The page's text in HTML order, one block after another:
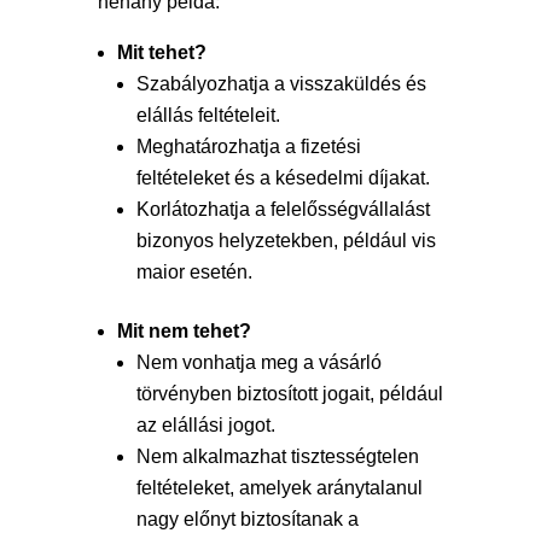
Mit tehet?
Szabályozhatja a visszaküldés és
elállás feltételeit.
Meghatározhatja a fizetési
feltételeket és a késedelmi díjakat.
Korlátozhatja a felelősségvállalást
bizonyos helyzetekben, például vis
maior esetén.
Mit nem tehet?
Nem vonhatja meg a vásárló
törvényben biztosított jogait, például
az elállási jogot.
Nem alkalmazhat tisztességtelen
feltételeket, amelyek aránytalanul
nagy előnyt biztosítanak a